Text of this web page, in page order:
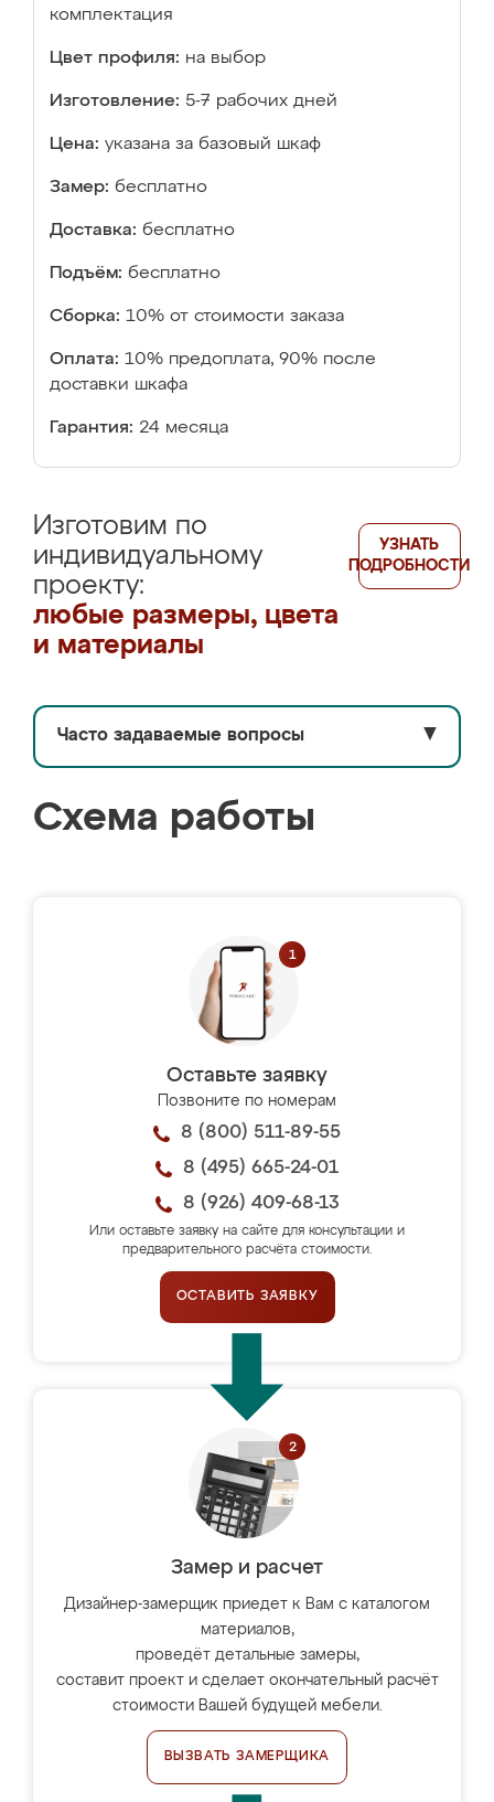
комплектация
Цвет профиля: на выбор
Изготовление: 5-7 рабочих дней
Цена: указана за базовый шкаф
Замер: бесплатно
Доставка: бесплатно
Подъём: бесплатно
Сборка: 10% от стоимости заказа
Оплата: 10% предоплата, 90% после
доставки шкафа
Гарантия: 24 месяца
Изготовим по
индивидуальному
проекту:
любые размеры, цвета
и материалы
УЗНАТЬ
ПОДРОБНОСТИ
Часто задаваемые вопросы ▼
Схема работы
Оставьте заявку
Позвоните по номерам
8 (800) 511-89-55
8 (495) 665-24-01
8 (926) 409-68-13
Или оставьте заявку на сайте для консультации и
предварительного расчёта стоимости.
ОСТАВИТЬ ЗАЯВКУ
Замер и расчет
Дизайнер-замерщик приедет к Вам с каталогом
материалов,
проведёт детальные замеры,
составит проект и сделает окончательный расчёт
стоимости Вашей будущей мебели.
ВЫЗВАТЬ ЗАМЕРЩИКА